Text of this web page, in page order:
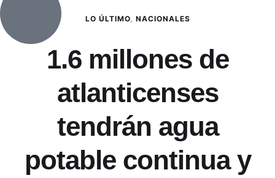
LO ÚLTIMO, NACIONALES
1.6 millones de
atlanticenses
tendrán agua
potable continua y